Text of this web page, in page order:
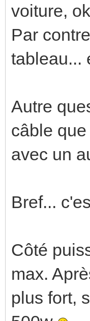
voiture,
Par
tableau...
Autre
câble
avec un
Bref...
Côté
max.
plus fort,